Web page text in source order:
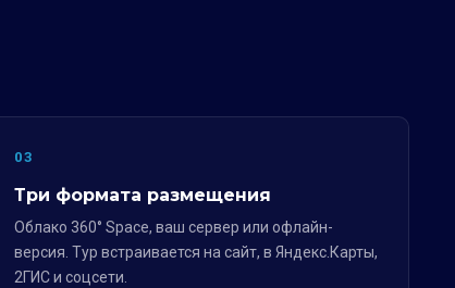
03
Три формата размещения
Облако 360° Space, ваш сервер или офлайн-
версия. Тур встраивается на сайт, в Яндекс.Карты,
2ГИС и соцсети.